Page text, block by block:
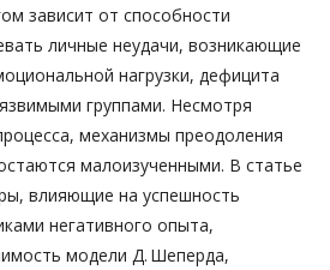
зависит от способности
личные неудачи, возникающие
нагрузки, дефицита
группами. Несмотря
механизмы преодоления
малоизученными. В статье
влияющие на успешность
негативного опыта,
модели Д. Шеперда,